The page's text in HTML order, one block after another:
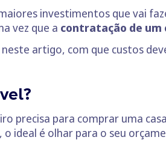
investimentos que vai
vez que a contratação de um
artigo, com que custos
precisa para comprar uma
o ideal é olhar para o seu